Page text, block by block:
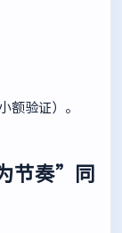
额验证）。
节奏”同